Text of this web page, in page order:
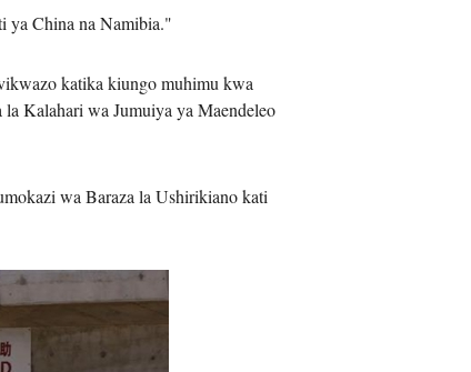
ya China na Namibia."
katika kiungo muhimu kwa
Kalahari wa Jumuiya ya Maendeleo
wa Baraza la Ushirikiano kati